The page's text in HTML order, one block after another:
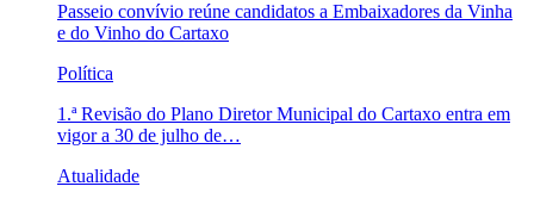
Passeio convívio reúne candidatos a Embaixadores da Vinha
e do Vinho do Cartaxo
Política
1.ª Revisão do Plano Diretor Municipal do Cartaxo entra em
vigor a 30 de julho de…
Atualidade